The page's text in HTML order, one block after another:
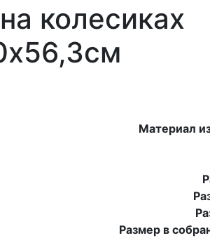
колесиках
Материал
Размер в